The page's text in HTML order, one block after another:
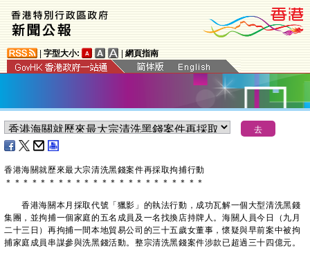
字型大小: 網頁指南
香港海關就歷來最大宗清洗黑錢案件再採取拘捕行動
＊ ＊ ＊ ＊ ＊ ＊ ＊ ＊ ＊ ＊ ＊ ＊ ＊ ＊ ＊ ＊ ＊ ＊ ＊ ＊ ＊ ＊ ＊
香港海關本月採取代號「獵影」的執法行動，成功瓦解一個大型清洗黑錢
集團，並拘捕一個家庭的五名成員及一名找換店持牌人。海關人員今日（九月
二十三日）再拘捕一間本地貿易公司的三十五歲女董事，懷疑與早前案中被拘
捕家庭成員串謀參與洗黑錢活動。整宗清洗黑錢案件涉款已超過三十四億元。